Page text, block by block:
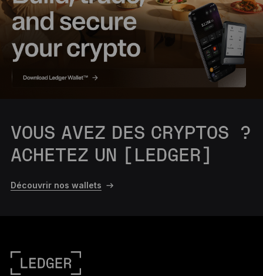
VOUS AVEZ DES CRYPTOS ?
ACHETEZ UN [LEDGER]
Découvrir nos wallets